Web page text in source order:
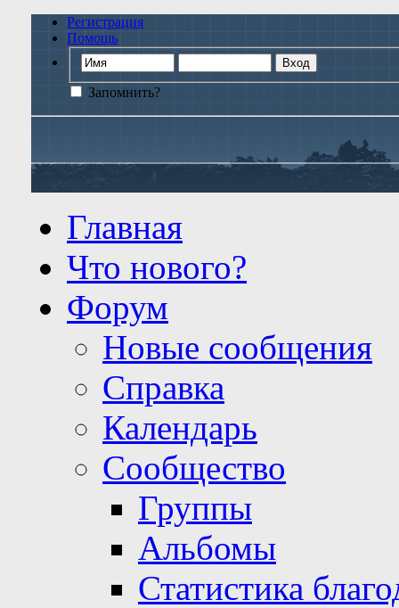
Регистрация
Помощь
Запомнить?
Главная
Что нового?
Форум
Новые сообщения
Справка
Календарь
Сообщество
Группы
Альбомы
Статистика